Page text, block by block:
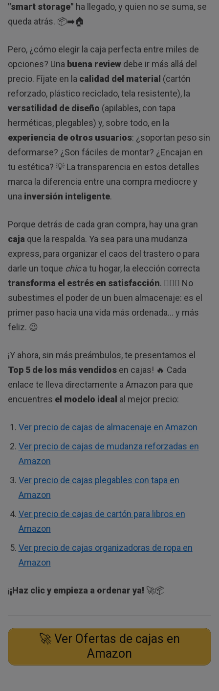
"smart storage" ha llegado, y quien no se suma, se
queda atrás. 📦➡️🏠
Pero, ¿cómo elegir la caja perfecta entre miles de
opciones? Una buena review debe ir más allá del
precio. Fíjate en la calidad del material (cartón
reforzado, plástico reciclado, tela resistente), la
versatilidad de diseño (apilables, con tapa
herméticas, plegables) y, sobre todo, en la
experiencia de otros usuarios: ¿soportan peso sin
deformarse? ¿Son fáciles de montar? ¿Encajan en
tu estética? 💡 La transparencia en estos detalles
marca la diferencia entre una compra mediocre y
una inversión inteligente.
Porque detrás de cada gran compra, hay una gran
caja que la respalda. Ya sea para una mudanza
express, para organizar el caos del trastero o para
darle un toque chica tu hogar, la elección correcta
transforma el estrés en satisfacción. 🧘‍♀️✨ No
subestimes el poder de un buen almacenaje: es el
primer paso hacia una vida más ordenada… y más
feliz. 😉
¡Y ahora, sin más preámbulos, te presentamos el
Top 5 de los más vendidos en cajas! 🔥 Cada
enlace te lleva directamente a Amazon para que
encuentres el modelo ideal al mejor precio:
Ver precio de cajas de almacenaje en Amazon
Ver precio de cajas de mudanza reforzadas en
Amazon
Ver precio de cajas plegables con tapa en
Amazon
Ver precio de cajas de cartón para libros en
Amazon
Ver precio de cajas organizadoras de ropa en
Amazon
¡¡Haz clic y empieza a ordenar ya! 🚀📦
🚀 Ver Ofertas de cajas en
Amazon